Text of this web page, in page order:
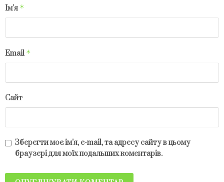
Ім'я *
Email *
Сайт
Зберегти моє ім'я, e-mail, та адресу сайту в цьому
браузері для моїх подальших коментарів.